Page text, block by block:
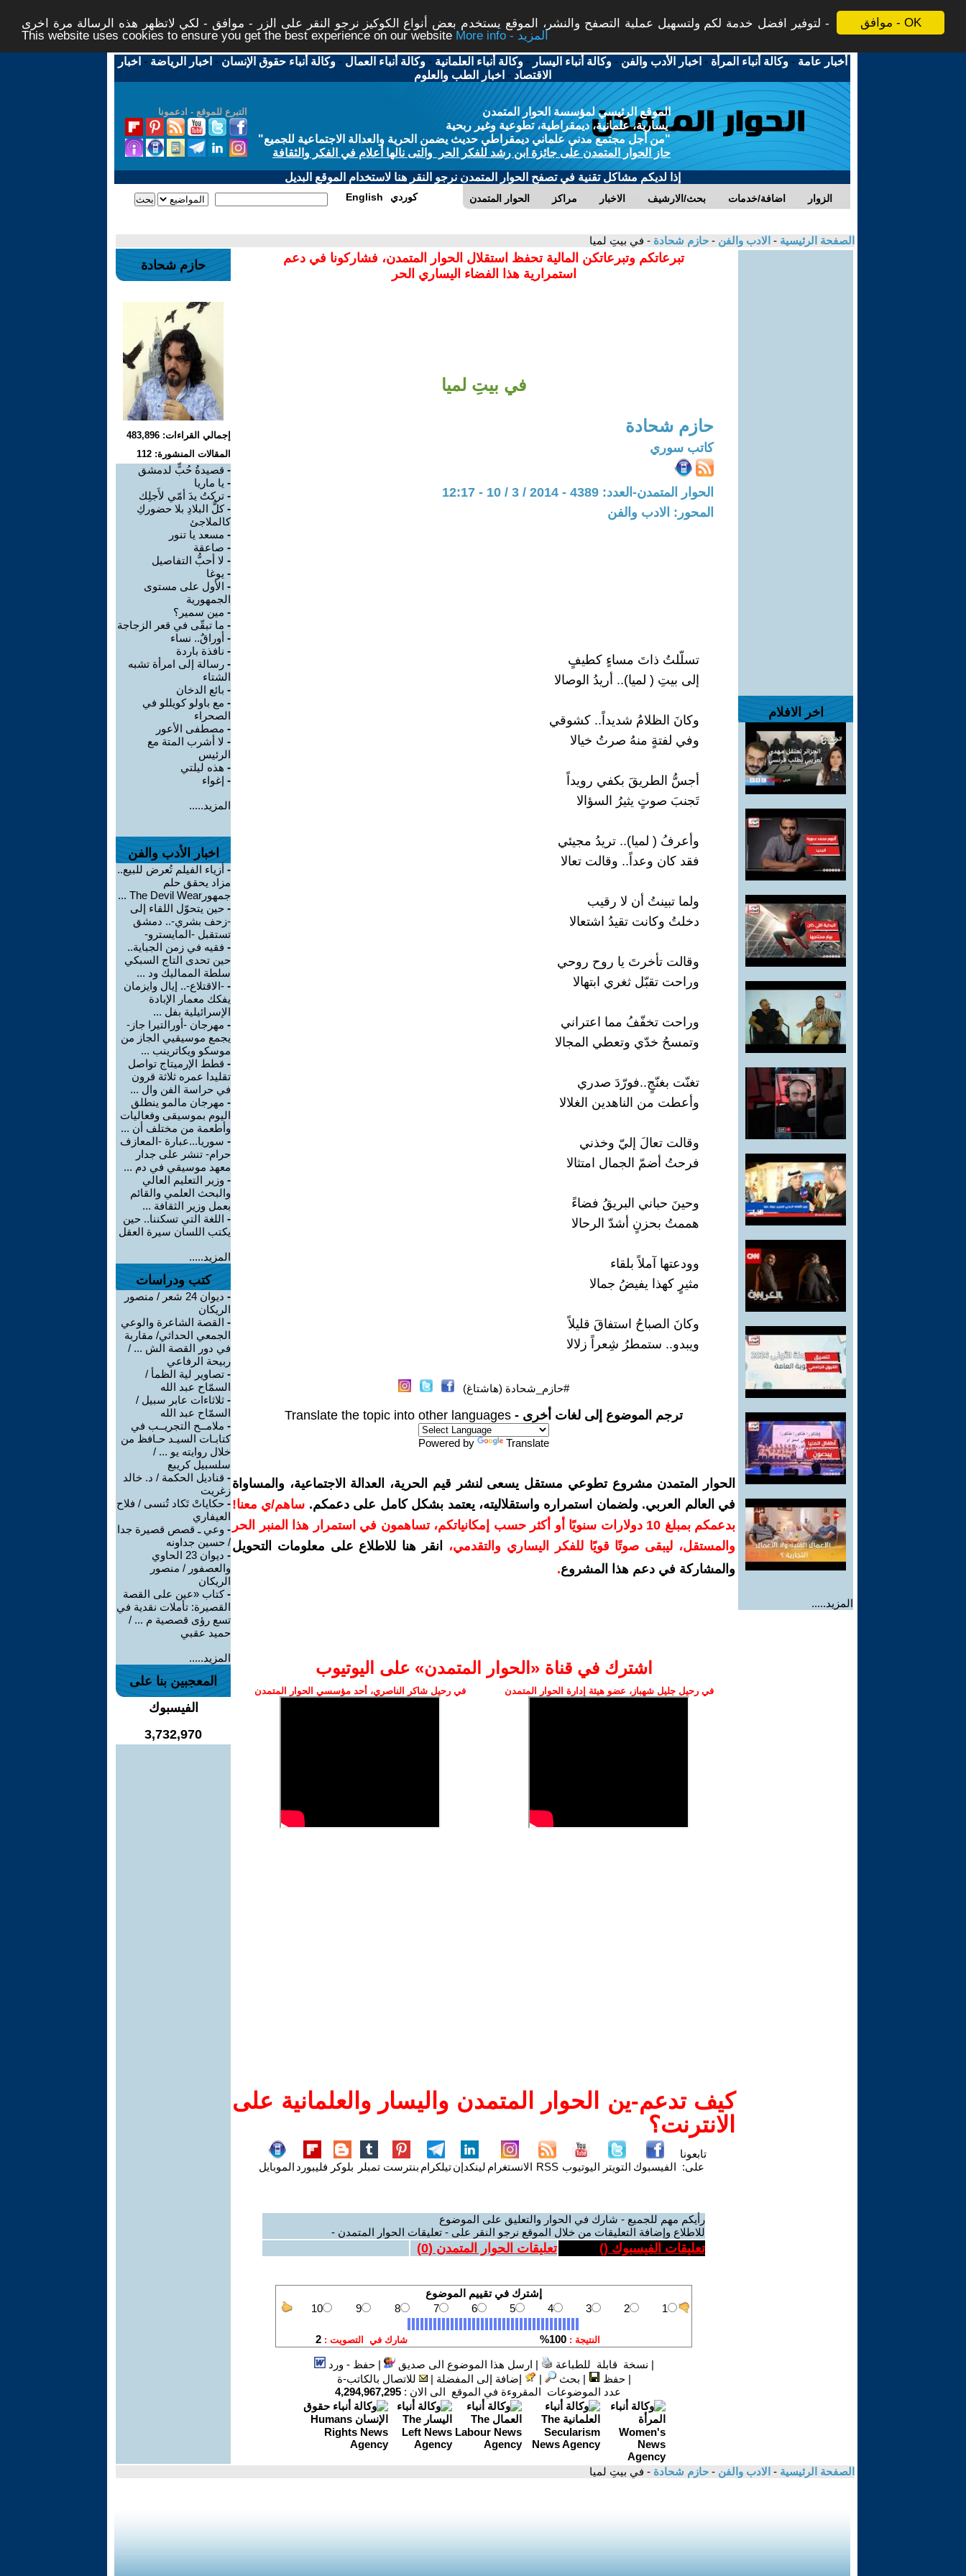
موافق - OK
لتوفير افضل خدمة لكم ولتسهيل عملية التصفح والنشر، الموقع يستخدم بعض أنواع الكوكيز نرجو النقر على الزر - موافق - لكي لاتظهر هذه الرسالة مرة اخرى -
This website uses cookies to ensure you get the best experience on our website
More info - المزيد
أخبار عامة -وكالة أنباء المرأة - اخبار الأدب والفن -وكالة أنباء اليسار -وكالة أنباء العلمانية -وكالة أنباء العمال -وكالة أنباء حقوق الإنسان - اخبار الرياضة - اخبار
الاقتصاد - اخبار الطب والعلوم
التبرع للموقع - ادعمونا
الموقع الرئيسي لمؤسسة الحوار المتمدن
يسارية، علمانية، ديمقراطية، تطوعية وغير ربحية
"من أجل مجتمع مدني علماني ديمقراطي حديث يضمن الحرية والعدالة الاجتماعية للجميع"
حاز الحوار المتمدن على جائزة ابن رشد للفكر الحر والتى نالها أعلام في الفكر والثقافة
إذا لديكم مشاكل تقنية في تصفح الحوار المتمدن نرجو النقر هنا لاستخدام الموقع البديل
الحوار المتمدن مراكز الاخبار بحث/الارشيف اضافة/خدمات الزوار English كوردي
الصفحة الرئيسية - الادب والفن - حازم شحادة - في بيتِ لميا
اخر الافلام
المزيد.....
تبرعاتكم وتبرعاتكن المالية تحفظ استقلال الحوار المتمدن، فشاركونا في دعم
استمرارية هذا الفضاء اليساري الحر
في بيتِ لميا
حازم شحادة
كاتب سوري
الحوار المتمدن-العدد: 4389 - 2014 / 3 / 10 - 12:17
المحور: الادب والفن
تسلّلتُ ذاتَ مساءٍ كطيفٍ
إلى بيتِ ( لميا).. أريدُ الوصالا
وكانَ الظلامُ شديداً.. كشوقي
وفي لفتةٍ منهُ صرتُ خيالا
أجسُّ الطريقَ بكفي رويداً
تَجنبَ صوتٍ يثيرُ السؤالا
وأعرفُ ( لميا).. تريدُ مجيئي
فقد كان وعداً.. وقالت تعالا
ولما تبينتُ أن لا رقيب
دخلتُ وكانت تقيدُ اشتعالا
وقالت تأخرتَ يا روح روحي
وراحت تقبّل ثغري ابتهالا
وراحت تخفّفُ مما اعتراني
وتمسحُ خدّي وتعطي المجالا
تغنّت بغنّجٍ..فورّدَ صدري
وأعطت من الناهدين الغلالا
وقالت تعالَ إليّ وخذني
فرحتُ أضمّ الجمال امتثالا
وحينَ حباني البريقُ فضاءً
هممتُ بحزنٍ أشدّ الرحالا
وودعتها آملاً بلقاء
مثيرٍ كهذا يفيضُ جمالا
وكانَ الصباحُ استفاقَ قليلاً
ويبدو.. ستمطرُ شِعراً زلالا
#حازم_شحادة (هاشتاغ)
ترجم الموضوع إلى لغات أخرى - Translate the topic into other languages
Powered by Translate
الحوار المتمدن مشروع تطوعي مستقل يسعى لنشر قيم الحرية، العدالة الاجتماعية، والمساواة
في العالم العربي. ولضمان استمراره واستقلاليته، يعتمد بشكل كامل على دعمكم. ساهم/ي معنا!
بدعمكم بمبلغ 10 دولارات سنويًا أو أكثر حسب إمكانياتكم، تساهمون في استمرار هذا المنبر الحر
والمستقل، ليبقى صوتًا قويًا للفكر اليساري والتقدمي،
انقر هنا للاطلاع على معلومات التحويل
والمشاركة في دعم هذا المشروع.
اشترك في قناة ‫«الحوار المتمدن» على اليوتيوب
في رحيل جليل شهباز، عضو هيئة إدارة الحوار المتمدن في رحيل شاكر الناصري، أحد مؤسسي الحوار المتمدن
كيف تدعم-ين الحوار المتمدن واليسار والعلمانية على
الانترنت؟
تابعونا
على: الفيسبوك التويتر اليوتيوب RSS الانستغرام لينكدإنتيلكرام بنترست تمبلر بلوكر فليبورد الموبايل
رأيكم مهم للجميع - شارك في الحوار والتعليق على الموضوع
للاطلاع وإضافة التعليقات من خلال الموقع نرجو النقر على - تعليقات الحوار المتمدن -
تعليقات الفيسبوك () تعليقات الحوار المتمدن (0
)
| نسخة قابلة للطباعة | ارسل هذا الموضوع الى صديق |حفظ - ورد
|حفظ | بحث | إضافة إلى المفضلة |
للاتصال بالكاتب-ة
عدد الموضوعات المقروءة في الموقع الى الان : 4,294,967,295
حازم شحادة
إجمالي القراءات: 483,896
المقالات المنشورة: 112
- قصيدةُ حُبٍّ لدمشق
- يا ماريا
- تركتُ يدَ أمّي لأَجلِك
-كلُّ البلادِ بلا حضوركِ
كالملاجئ
- مسعد يا تنور
- صاعقة
- لا أحبُّ التفاصيل
- يوغا
- الأول على مستوى
الجمهورية
- مين سمير؟
- ما تبقّى في قعر الزجاجة
- أوراقٌ.. نساء
- نافذة باردة
- رسالة إلى امرأة تشبه
الشتاء
- بائع الدخان
- مع باولو كويللو في
الصحراء
- مصطفى الأعور
- لا أشرب المتة مع
الرئيس
- هذه ليلتي
- إغواء
المزيد.....
اخبار الأدب والفن
- أزياء الفيلم تُعرض للبيع..
مزاد يحقق حلم
جمهورThe Devil Wear ...
- حين يتحوّل اللقاء إلى
-زحف بشري-.. دمشق
تستقبل -المايسترو-
- فقيه في زمن الجباية..
حين تحدى التاج السبكي
سلطة المماليك ود ...
- -الاقتلاع-.. إيال وايزمان
يفكك معمار الإبادة
الإسرائيلية بفل ...
- مهرجان -أورالتيرا جاز-
يجمع موسيقيي الجاز من
موسكو ويكاترينب ...
- قطط الإرميتاج تواصل
تقليدا عمره ثلاثة قرون
في حراسة الفن وال ...
- مهرجان مالمو ينطلق
اليوم بموسيقى وفعاليات
وأطعمة من مختلف أن ...
- سوريا...عبارة -المعازف
حرام- تنشر على جدار
معهد موسيقي في دم ...
- وزير التعليم العالي
والبحث العلمي والقائم
بعمل وزير الثقافة ...
- اللغة التي تسكننا.. حين
يكتب اللسان سيرة العقل
المزيد.....
كتب ودراسات
-
ديوان 24 شعر / منصور
الريكان
- القصة الشاعرة والوعي
الجمعي الحداثي/ مقاربة
في دور القصة الش ... /
ربيحة الرفاعي
- تصاوير لية الظمأ /
السمّاح عبد الله
- ثلاثاءات عابر سبيل /
السمّاح عبد الله
- ملامــح التجريــب في
كتابـات السيـد حـافظ من
خلال روايته يو ... /
سلسبيل كريبع
- قناديل الحكمة / د. خالد
زغريت
- حكاياتْ تَكاد تُنسى / فلاح
العيفاري
- وعي ـ قصص قصيرة جدا
/ حسين جداونه
-
ديوان 23 الحاوي
والعصفور / منصور
الريكان
-كتاب «عين على القصة
القصيرة: تأملات نقدية في
تسع رؤى قصصية م ... /
حميد عقبي
المزيد.....
المعجبين بنا على
الفيسبوك
3,732,970
الصفحة الرئيسية - الادب والفن - حازم شحادة - في بيتِ لميا